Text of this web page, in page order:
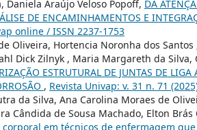
Daniela Araújo Veloso Popoff, DA
DE ENCAMINHAMENTOS E
online / ISSN 2237-1753
Oliveira, Hortencia Noronha dos
Dick Zilnyk , Maria Margareth da Silva,
ESTRUTURAL DE JUNTAS DE
, Revista Univap: v. 31 n. 71
da Silva, Ana Carolina Moraes de
Cândida de Sousa Machado, Elton Brás
corporal em técnicos de enfermagem